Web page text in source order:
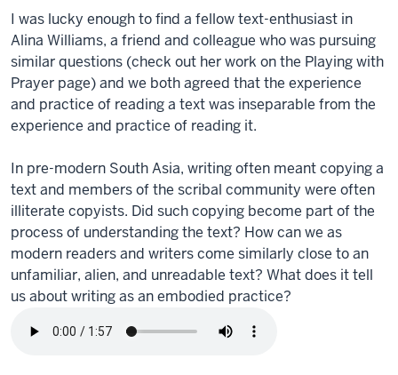
I was lucky enough to find a fellow text-enthusiast in
Alina Williams, a friend and colleague who was pursuing
similar questions (check out her work on the Playing with
Prayer page) and we both agreed that the experience
and practice of reading a text was inseparable from the
experience and practice of reading it.
In pre-modern South Asia, writing often meant copying a
text and members of the scribal community were often
illiterate copyists. Did such copying become part of the
process of understanding the text? How can we as
modern readers and writers come similarly close to an
unfamiliar, alien, and unreadable text? What does it tell
us about writing as an embodied practice?